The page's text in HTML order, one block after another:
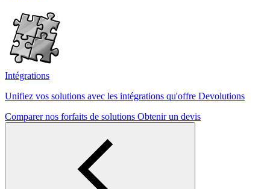
Intégrations
Unifiez vos solutions avec les intégrations qu'offre Devolutions
Comparer nos forfaits de solutions Obtenir un devis